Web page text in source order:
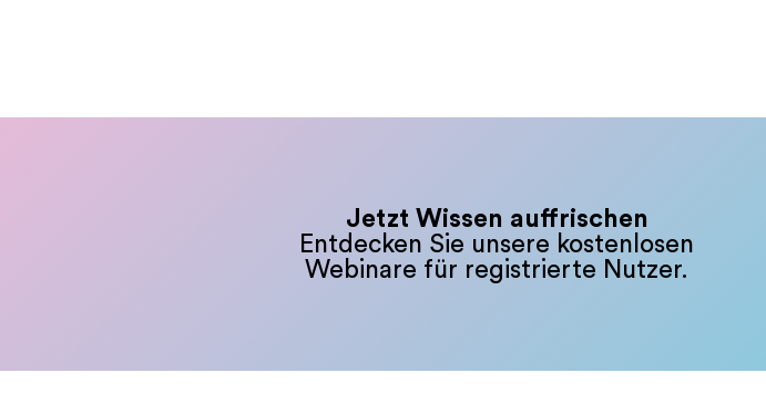
Jetzt Wissen auffrischen
Entdecken Sie unsere kostenlosen
Webinare für registrierte Nutzer.